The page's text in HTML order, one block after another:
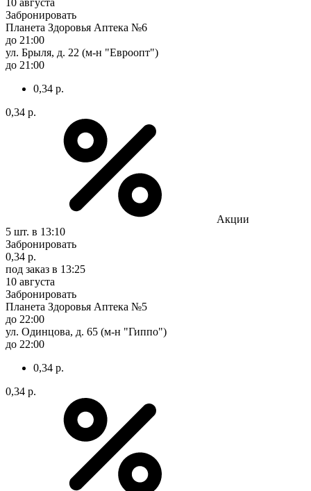
Забронировать
Планета Здоровья Аптека №6
до 21:00
ул. Брыля, д. 22 (м-н "Евроопт")
до 21:00
0,34 р.
0,34 р.
Акции
5 шт. в 13:10
Забронировать
0,34 р.
под заказ в 13:25
10 августа
Забронировать
Планета Здоровья Аптека №5
до 22:00
ул. Одинцова, д. 65 (м-н "Гиппо")
до 22:00
0,34 р.
0,34 р.